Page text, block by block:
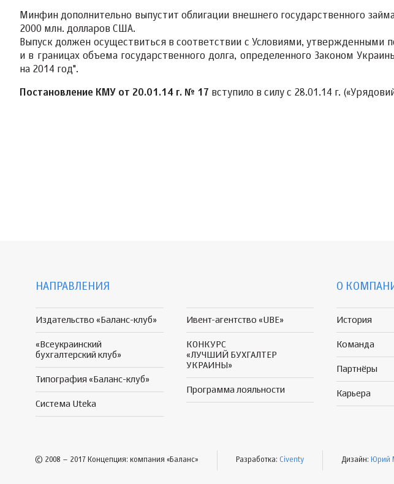
Минфин дополнительно выпустит облигации внешнего государственного
2000 млн. долларов США.
Выпуск должен осуществиться в соответствии с Условиями, утвержденными
и в границах объема государственного долга, определенного Законом
на 2014 год".
Постановление КМУ от 20.01.14 г. № 17 вступило в силу с 28.01.14 г.
НАПРАВЛЕНИЯ
Издательство «Баланс-клуб»
«Всеукраинский
бухгалтерский клуб»
Типография «Баланс-клуб»
Система Uteka
Ивент-агентство «UBE»
КОНКУРС
«ЛУЧШИЙ БУХГАЛТЕР
УКРАИНЫ»
Программа лояльности
О
История
Команда
Партнёры
Карьера
© 2008 – 2017 Концепция: компания «Баланс» Разработка: Civenty Дизайн: Юрий